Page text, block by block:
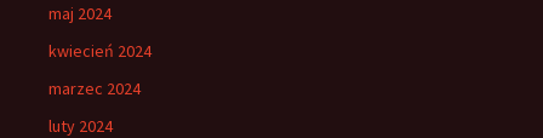
maj 2024
kwiecień 2024
marzec 2024
luty 2024